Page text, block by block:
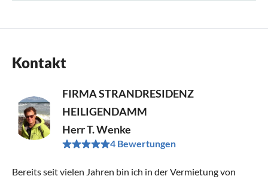
Kontakt
FIRMA STRANDRESIDENZ
HEILIGENDAMM
Herr T. Wenke
4 Bewertungen
Bereits seit vielen Jahren bin ich in der Vermietung von